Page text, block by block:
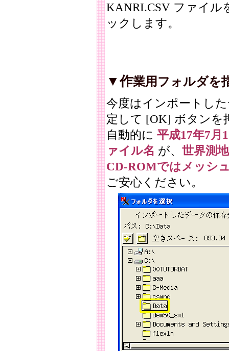
KANRI.CSV ファイル
ックします。
▼作業用フォルダを
今度はインポートし
定して [OK] ボタン
自動的に 平成17年7月
ァイル名 が、 世界測
CD-ROMではメッシ
ご安心ください。